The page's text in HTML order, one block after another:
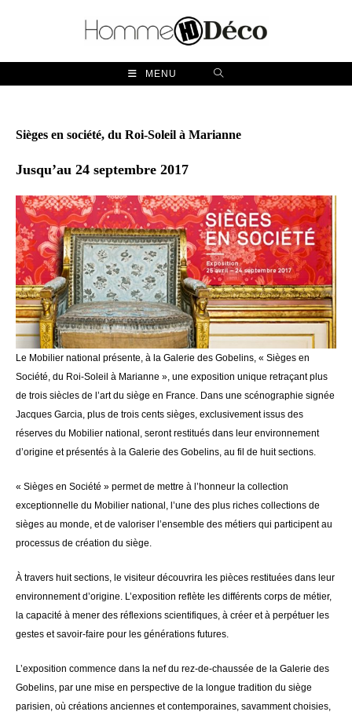
MENU
Sièges en société, du Roi-Soleil à Marianne
Jusqu’au 24 septembre 2017
Le Mobilier national présente, à la Galerie des Gobelins, « Sièges en
Société, du Roi-Soleil à Marianne », une exposition unique retraçant plus
de trois siècles de l’art du siège en France. Dans une scénographie signée
Jacques Garcia, plus de trois cents sièges, exclusivement issus des
réserves du Mobilier national, seront restitués dans leur environnement
d’origine et présentés à la Galerie des Gobelins, au fil de huit sections.
« Sièges en Société » permet de mettre à l’honneur la collection
exceptionnelle du Mobilier national, l’une des plus riches collections de
sièges au monde, et de valoriser l’ensemble des métiers qui participent au
processus de création du siège.
À travers huit sections, le visiteur découvrira les pièces restituées dans leur
environnement d’origine. L’exposition reflète les différents corps de métier,
la capacité à mener des réflexions scientifiques, à créer et à perpétuer les
gestes et savoir-faire pour les générations futures.
L’exposition commence dans la nef du rez-de-chaussée de la Galerie des
Gobelins, par une mise en perspective de la longue tradition du siège
parisien, où créations anciennes et contemporaines, savamment choisies,